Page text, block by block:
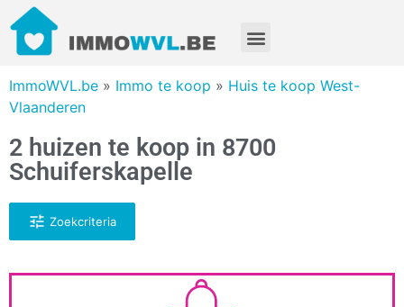
ImmoWVL.be » Immo te koop » Huis te koop West-
Vlaanderen
2 huizen te koop in 8700
Schuiferskapelle
Zoekcriteria